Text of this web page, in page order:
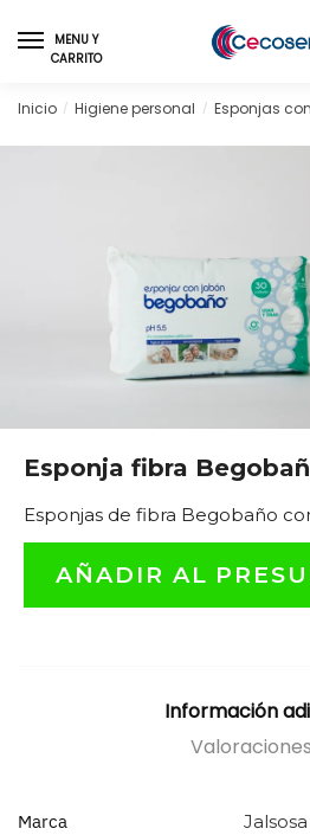
to
navigation
to
content
MENU Y
CARRITO
Inicio / Higiene personal / Esponjas
Esponja fibra
Esponjas de fibra Begobaño
AÑADIR AL
Información
Valoraciones
Marca Jalsosa